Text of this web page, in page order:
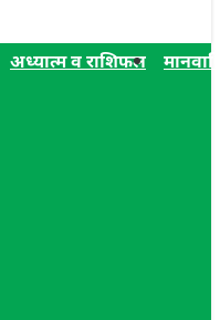
अध्यात्म व राशिफल